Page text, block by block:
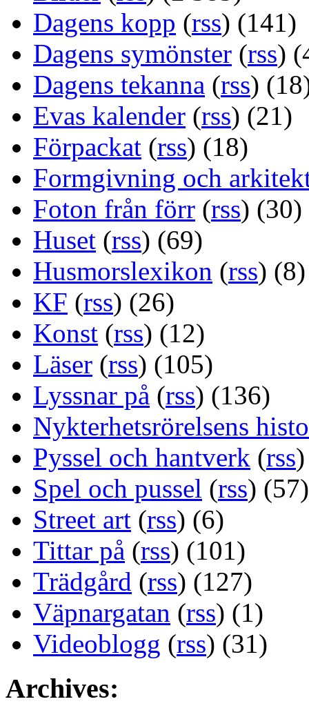
Dagens kopp (rss) (141)
Dagens symönster (rss)
Dagens tekanna (rss)
Evas kalender (rss) (21)
Förpackat (rss) (18)
Formgivning och
Foton från förr (rss) (30)
Huset (rss) (69)
Husmorslexikon (rss) (8)
KF (rss) (26)
Konst (rss) (12)
Läser (rss) (105)
Lyssnar på (rss) (136)
Nykterhetsrörelsens
Pyssel och hantverk (rss
Spel och pussel (rss) (57)
Street art (rss) (6)
Tittar på (rss) (101)
Trädgård (rss) (127)
Väpnargatan (rss) (1)
Videoblogg (rss) (31)
Archives: